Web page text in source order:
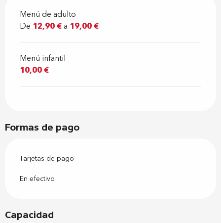
Menú de adulto
De 12,90 €a 19,00 €
Menú infantil
10,00 €
Formas de pago
Tarjetas de pago
En efectivo
Capacidad